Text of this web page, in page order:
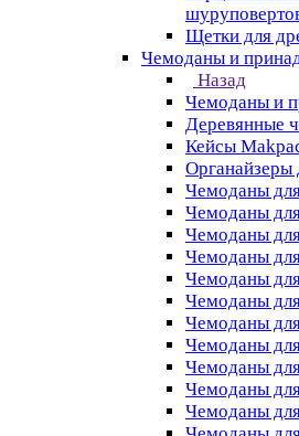
Щетки для
Чемоданы и
Назад
Чемоданы и
Деревянные
Кейсы
Органайзеры
Чемоданы
Чемоданы
Чемоданы
Чемоданы
Чемоданы
Чемоданы
Чемоданы
Чемоданы
Чемоданы
Чемоданы
Чемоданы